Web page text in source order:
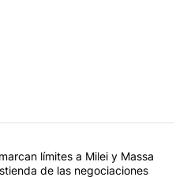
con más comentarios en los
título "Los gobernadores
límites a Milei y Massa
de las negociaciones